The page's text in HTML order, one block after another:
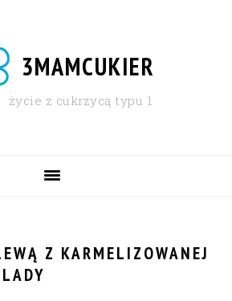
3MAMCUKIER
życie z cukrzycą typu 1
Z KARMELIZOWANEJ